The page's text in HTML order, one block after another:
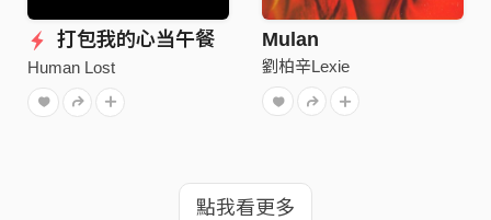
打包我的心当午餐
Human Lost
Mulan
劉柏辛Lexie
點我看更多